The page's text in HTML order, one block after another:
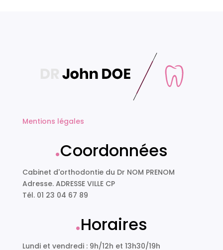
Mentions légales
.Coordonnées
Cabinet d'orthodontie du Dr NOM PRENOM
Adresse. ADRESSE VILLE CP
Tél. 01 23 04 67 89
.Horaires
Lundi et vendredi : 9h/12h et 13h30/19h